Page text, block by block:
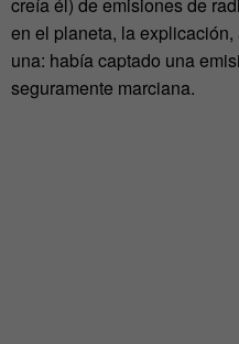
creía él) de emisiones de
en el planeta, la
una: había captado una
seguramente marciana.